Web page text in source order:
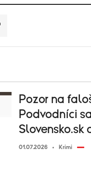
Pozor na
Podvodníci
Slovensko.sk
01.07.2026 Krimi